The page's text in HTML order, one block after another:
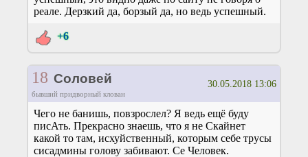
реале. Дерзкий да, борзый да, но ведь успешный.
+6
18 Соловей
бывший придворный клован
30.05.2018 13:06
Чего не банишь, повзрослел? Я ведь ещё буду
писАть. Прекрасно знаешь, что я не Скайнет
какой то там, исхуйственный, которым себе трусы
сисадмины голову забивают. Се Человек.